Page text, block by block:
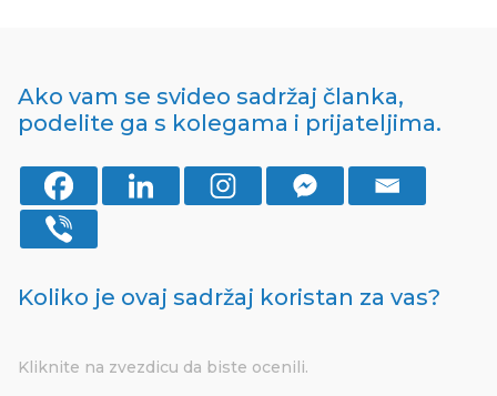
Ako vam se svideo sadržaj članka,
podelite ga s kolegama i prijateljima.
Koliko je ovaj sadržaj koristan za vas?
Kliknite na zvezdicu da biste ocenili.